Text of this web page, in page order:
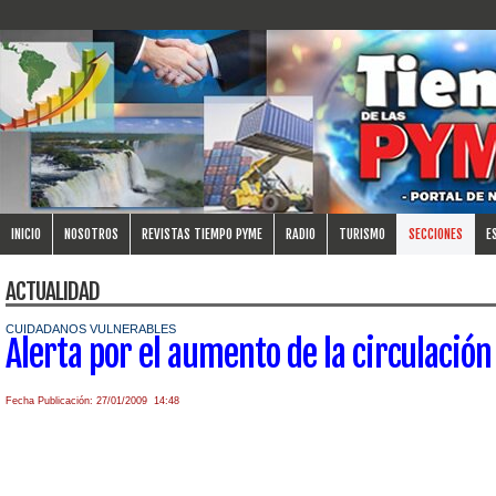
INICIO NOSOTROS REVISTAS TIEMPO PYME RADIO TURISMO SECCIONES
ACTUALIDAD
CUIDADANOS VULNERABLES
Alerta por el aumento de la
Fecha Publicación: 27/01/2009 14:48